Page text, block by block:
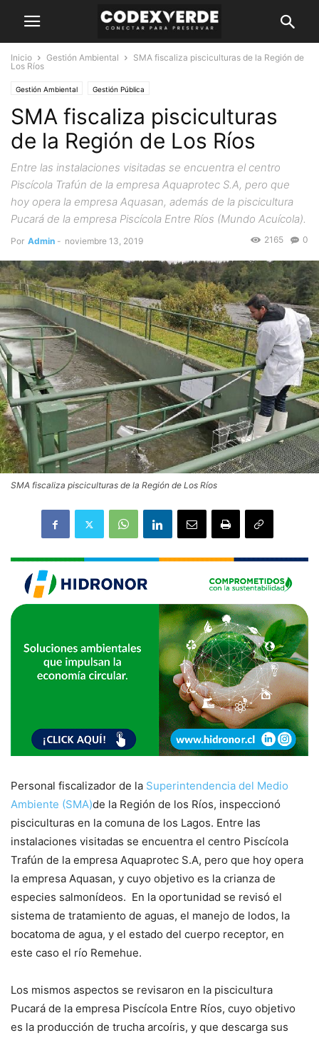
Inicio Gestión Ambiental
SMA fiscaliza pisciculturas de la Región de
Los Ríos
Gestión Ambiental Gestión Pública
SMA fiscaliza pisciculturas
de la Región de Los Ríos
Entre las instalaciones visitadas se encuentra el centro
Piscícola Trafún de la empresa Aquaprotec S.A, pero que
hoy opera la empresa Aquasan, además de la piscicultura
Pucará de la empresa Piscícola Entre Ríos (Mundo Acuícola).
Por Admin - noviembre 13, 2019 0
2165
SMA fiscaliza pisciculturas de la Región de Los Ríos
Personal fiscalizador de la Superintendencia del Medio
Ambiente (SMA)de la Región de los Ríos, inspeccionó
pisciculturas en la comuna de los Lagos. Entre las
instalaciones visitadas se encuentra el centro Piscícola
Trafún de la empresa Aquaprotec S.A, pero que hoy opera
la empresa Aquasan, y cuyo objetivo es la crianza de
especies salmonídeos. En la oportunidad se revisó el
sistema de tratamiento de aguas, el manejo de lodos, la
bocatoma de agua, y el estado del cuerpo receptor, en
este caso el río Remehue.
Los mismos aspectos se revisaron en la piscicultura
Pucará de la empresa Piscícola Entre Ríos, cuyo objetivo
es la producción de trucha arcoíris, y que descarga sus